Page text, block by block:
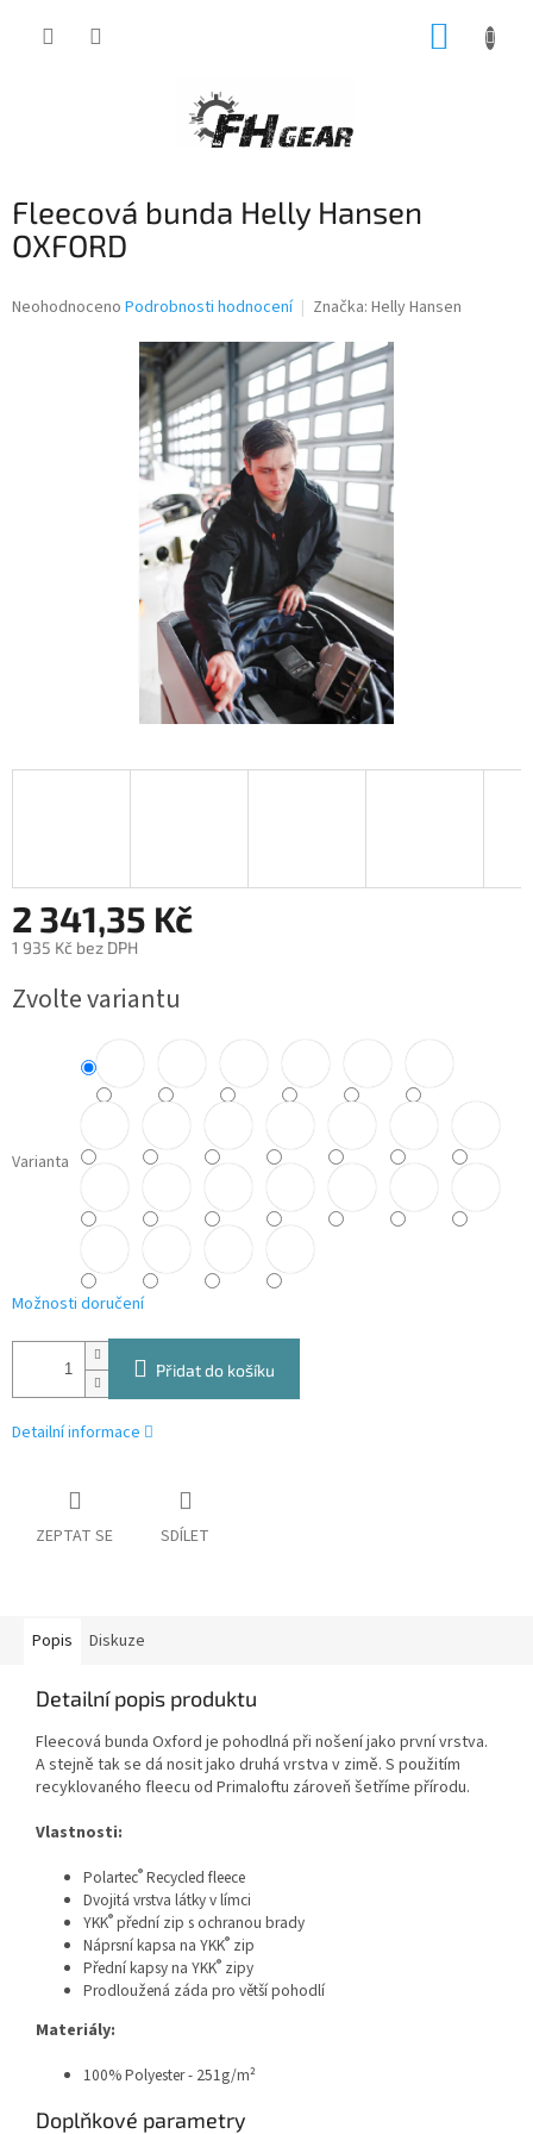
Fleecová bunda Helly Hansen
OXFORD
Průměrné
Neohodnoceno Podrobnosti hodnocení Značka: Helly Hansen
2 341,35 Kč
1 935 Kč bez DPH
cena:
Zvolte variantu
Varianta
Možnosti doručení
Přidat do košíku
Detailní informace
ZEPTAT SE SDÍLET
Popis Diskuze
Detailní popis produktu
Fleecová bunda Oxford je pohodlná při nošení jako první vrstva.
A stejně tak se dá nosit jako druhá vrstva v zimě. S použitím
recyklovaného fleecu od Primaloftu zároveň šetříme přírodu.
Vlastnosti:
Polartec® Recycled fleece
Dvojitá vrstva látky v límci
YKK® přední zip s ochranou brady
Náprsní kapsa na YKK® zip
Přední kapsy na YKK® zipy
Prodloužená záda pro větší pohodlí
Materiály:
100% Polyester - 251g/m²
Doplňkové parametry